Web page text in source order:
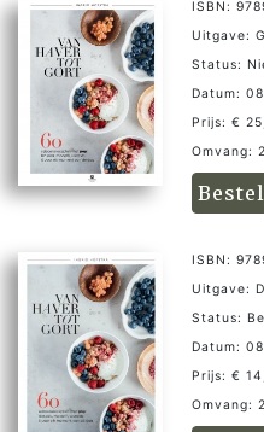
ISBN:
Uitgave:
Status:
Datum:
Prijs: €
Omvang:
Bestel
ISBN:
Uitgave:
Status:
Datum:
Prijs: €
Omvang: